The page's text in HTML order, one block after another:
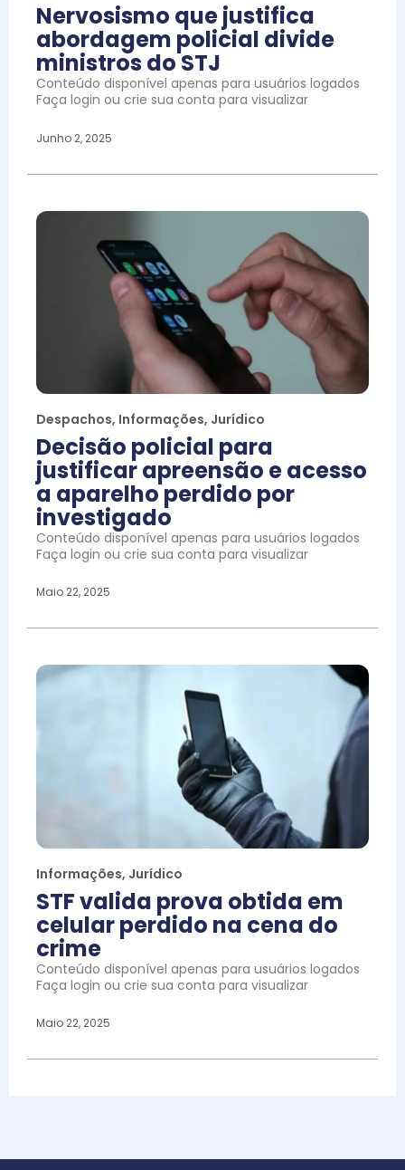
Nervosismo que justifica
abordagem policial divide
ministros do STJ
Conteúdo disponível apenas para usuários logados
Faça login ou crie sua conta para visualizar
Junho 2, 2025
Despachos, Informações, Jurídico
Decisão policial para
justificar apreensão e acesso
a aparelho perdido por
investigado
Conteúdo disponível apenas para usuários logados
Faça login ou crie sua conta para visualizar
Maio 22, 2025
Informações, Jurídico
STF valida prova obtida em
celular perdido na cena do
crime
Conteúdo disponível apenas para usuários logados
Faça login ou crie sua conta para visualizar
Maio 22, 2025